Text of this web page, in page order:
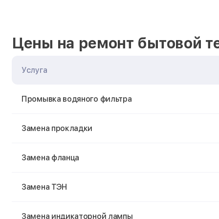
Цены на ремонт бытовой
Услуга
Промывка водяного фильтра
Замена прокладки
Замена фланца
Замена ТЭН
Замена индикаторной лампы